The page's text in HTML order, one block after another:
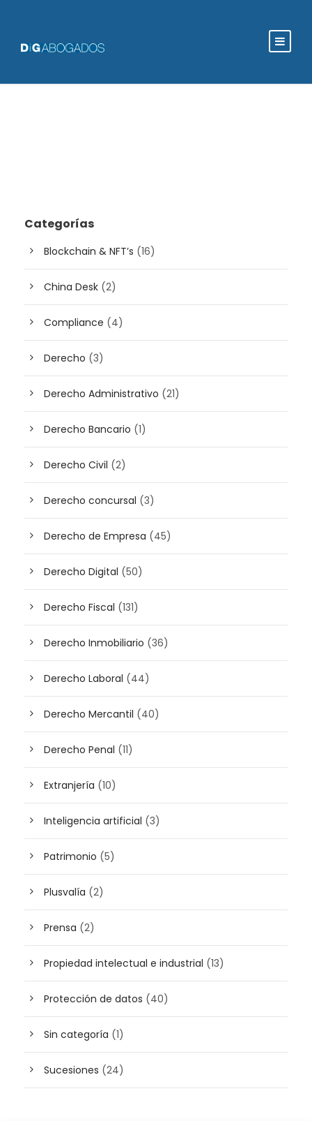
Categorías
Blockchain & NFT’s (16)
China Desk (2)
Compliance (4)
Derecho (3)
Derecho Administrativo (21)
Derecho Bancario (1)
Derecho Civil (2)
Derecho concursal (3)
Derecho de Empresa (45)
Derecho Digital (50)
Derecho Fiscal (131)
Derecho Inmobiliario (36)
Derecho Laboral (44)
Derecho Mercantil (40)
Derecho Penal (11)
Extranjería (10)
Inteligencia artificial (3)
Patrimonio (5)
Plusvalía (2)
Prensa (2)
Propiedad intelectual e industrial (13)
Protección de datos (40)
Sin categoría (1)
Sucesiones (24)